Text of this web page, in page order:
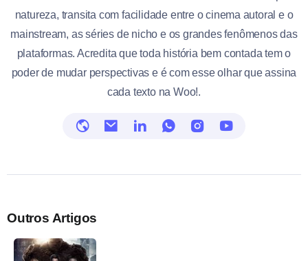
natureza, transita com facilidade entre o cinema autoral e o
mainstream, as séries de nicho e os grandes fenômenos das
plataformas. Acredita que toda história bem contada tem o
poder de mudar perspectivas e é com esse olhar que assina
cada texto na Woo!.
Outros Artigos